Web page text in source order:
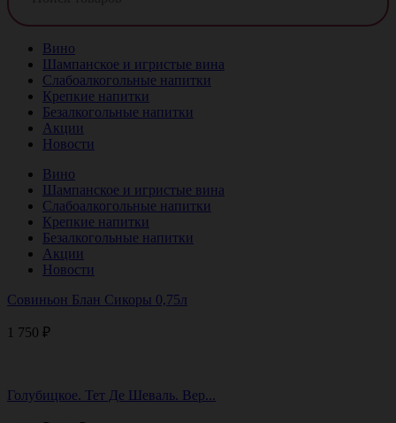
Вино
Шампанское и игристые вина
Слабоалкогольные напитки
Крепкие напитки
Безалкогольные напитки
Акции
Новости
Вино
Шампанское и игристые вина
Слабоалкогольные напитки
Крепкие напитки
Безалкогольные напитки
Акции
Новости
Совиньон Блан Сикоры 0,75л
1 750 ₽
Голубицкое. Тет Де Шеваль. Вер...